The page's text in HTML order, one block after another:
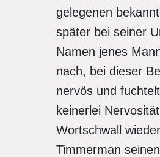
gelegenen
später bei seiner
Namen jenes
nach, bei dieser
nervös und
keinerlei
Wortschwall
Timmerman